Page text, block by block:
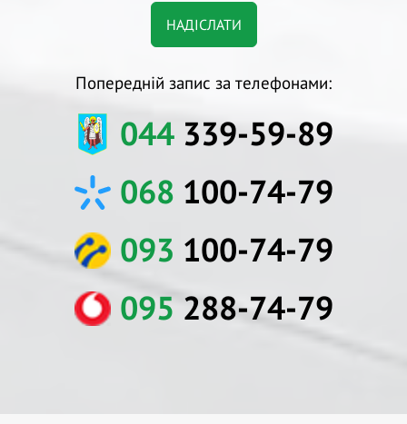
Попередній запис за телефонами:
044339-59-89
068 100-74-79
093 100-74-79
095 288-74-79